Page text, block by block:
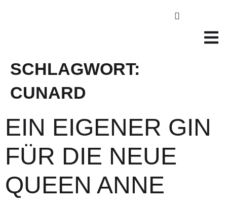
SCHLAGWORT:
CUNARD
EIN EIGENER GIN
FÜR DIE NEUE
QUEEN ANNE